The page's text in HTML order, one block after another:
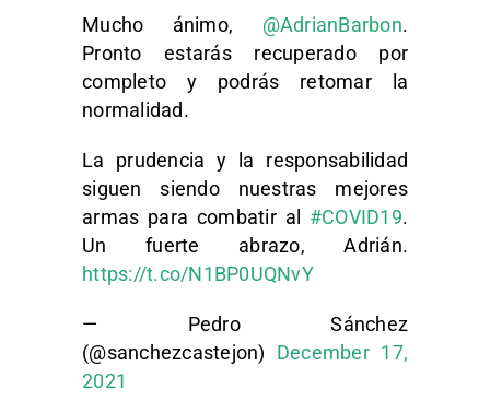
Mucho ánimo, @AdrianBarbon.
Pronto estarás recuperado por
completo y podrás retomar la
normalidad.
La prudencia y la responsabilidad
siguen siendo nuestras mejores
armas para combatir al #COVID19.
Un fuerte abrazo, Adrián.
https://t.co/N1BP0UQNvY
— Pedro Sánchez
(@sanchezcastejon) December 17,
2021